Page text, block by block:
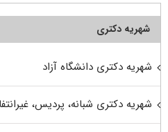
شهریه دکتری
شهریه دکتری دانشگاه آزاد
شهریه دکتری شبانه، پردیس،